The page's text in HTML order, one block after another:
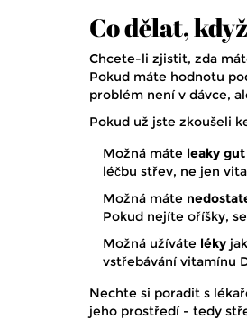
Co dělat,
Chcete-li zjistit, zda
Pokud máte hodnotu
problém není v dávce,
Pokud už jste zkoušeli
Možná máte leaky
léčbu střev, ne jen
Možná máte
Pokud nejíte oříšky,
Možná užíváte léky
vstřebávání vitamínu
Nechte si poradit s
jeho prostředí - tedy